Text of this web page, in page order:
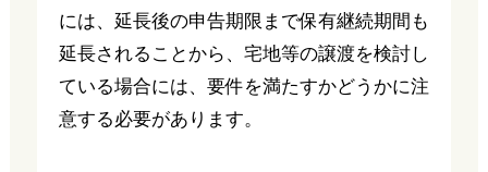
には、延長後の申告期限まで保有継続期間も
延長されることから、宅地等の譲渡を検討し
ている場合には、要件を満たすかどうかに注
意する必要があります。